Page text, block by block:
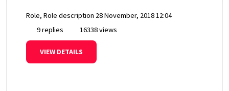
Role, Role description 28 November, 2018 12:04
9 replies
16338 views
VIEW DETAILS